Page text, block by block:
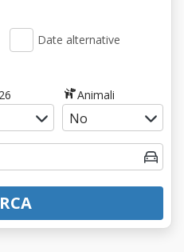
Date alternative
Animali